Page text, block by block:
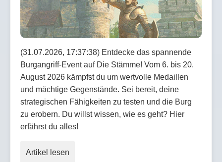
(31.07.2026, 17:37:38) Entdecke das spannende
Burgangriff-Event auf Die Stämme! Vom 6. bis 20.
August 2026 kämpfst du um wertvolle Medaillen
und mächtige Gegenstände. Sei bereit, deine
strategischen Fähigkeiten zu testen und die Burg
zu erobern. Du willst wissen, wie es geht? Hier
erfährst du alles!
Artikel lesen